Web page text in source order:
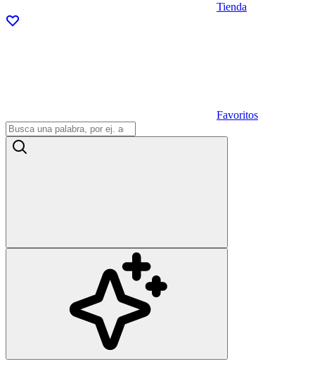
Tienda
Favoritos